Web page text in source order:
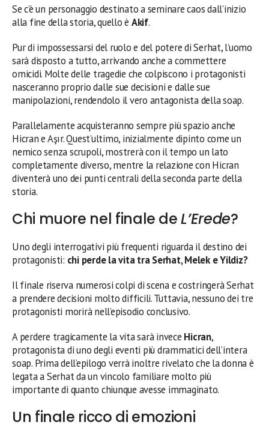
Se c’è un personaggio destinato a seminare caos dall’inizio
alla fine della storia, quello è Akif.
Pur di impossessarsi del ruolo e del potere di Serhat, l’uomo
sarà disposto a tutto, arrivando anche a commettere
omicidi. Molte delle tragedie che colpiscono i protagonisti
nasceranno proprio dalle sue decisioni e dalle sue
manipolazioni, rendendolo il vero antagonista della soap.
Parallelamente acquisteranno sempre più spazio anche
Hicran e Aşır. Quest’ultimo, inizialmente dipinto come un
nemico senza scrupoli, mostrerà con il tempo un lato
completamente diverso, mentre la relazione con Hicran
diventerà uno dei punti centrali della seconda parte della
storia.
Chi muore nel finale deL’Erede?
Uno degli interrogativi più frequenti riguarda il destino dei
protagonisti: chi perde la vita tra Serhat, Melek e Yildiz?
Il finale riserva numerosi colpi di scena e costringerà Serhat
a prendere decisioni molto difficili. Tuttavia, nessuno dei tre
protagonisti morirà nell’episodio conclusivo.
A perdere tragicamente la vita sarà invece Hicran,
protagonista di uno degli eventi più drammatici dell’intera
soap. Prima dell’epilogo verrà inoltre rivelato che la donna è
legata a Serhat da un vincolo familiare molto più
importante di quanto chiunque avesse immaginato.
Un finale ricco di emozioni